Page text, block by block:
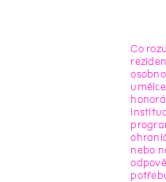
Co
nebo